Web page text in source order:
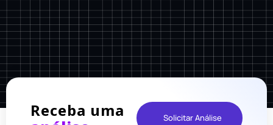
Receba uma
Solicitar Análise